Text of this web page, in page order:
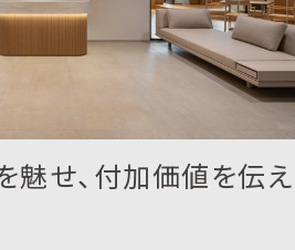
魅せ、付加価値を伝え